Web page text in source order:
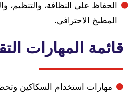
على النظافة، والتنظيم، والسلامة
الاحترافي.
المهارات التقنية:
استخدام السكاكين وتحضير